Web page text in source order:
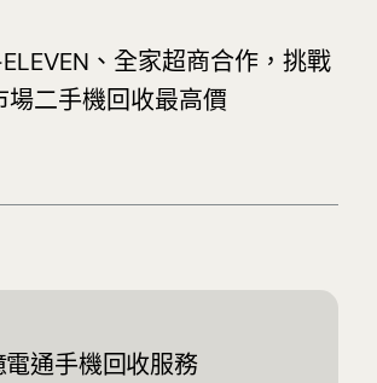
、全家超商合作，挑戰
場二手機回收最高價
電通手機回收服務